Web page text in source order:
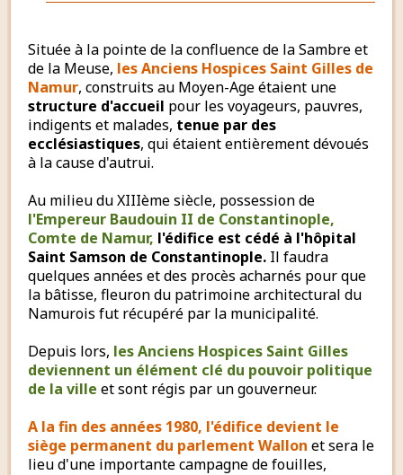
Située à la pointe de la confluence de la Sambre et
de la Meuse, les Anciens Hospices Saint Gilles de
Namur, construits au Moyen-Age étaient une
structure d'accueil pour les voyageurs, pauvres,
indigents et malades, tenue par des
ecclésiastiques, qui étaient entièrement dévoués
à la cause d'autrui.
Au milieu du XIIIème siècle, possession de
l'Empereur Baudouin II de Constantinople,
Comte de Namur, l'édifice est cédé à l'hôpital
Saint Samson de Constantinople. Il faudra
quelques années et des procès acharnés pour que
la bâtisse, fleuron du patrimoine architectural du
Namurois fut récupéré par la municipalité.
Depuis lors, les Anciens Hospices Saint Gilles
deviennent un élément clé du pouvoir politique
de la ville et sont régis par un gouverneur.
A la fin des années 1980, l'édifice devient le
siège permanent du parlement Wallon et sera le
lieu d'une importante campagne de fouilles,